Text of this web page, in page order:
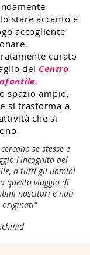
stare accanto e
accogliente
curato
del Centro
spazio ampio,
si trasforma a
che si
se stesse e
l'incognita del
a tutti gli uomini
questo viaggio di
nascituri e nati
originati"